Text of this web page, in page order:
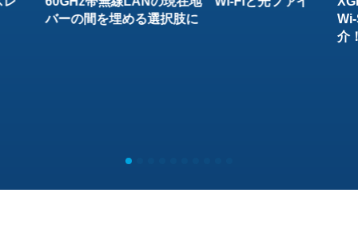
バーの間を埋める選択肢に
介